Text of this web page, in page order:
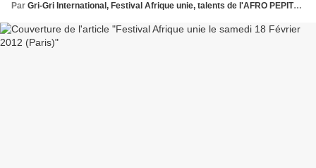
Par Gri-Gri International, Festival Afrique unie, talents de l'AFRO PEPITES, Ma solange oussou